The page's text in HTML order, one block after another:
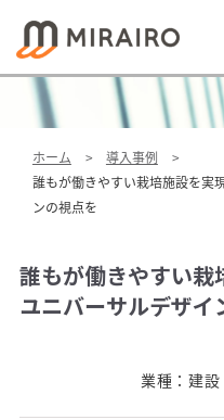
ホーム
導入事例
誰もが働きやすい栽培施設を実
ンの視点を
誰もが働きやすい栽
ユニバーサルデザイ
業種： 建設